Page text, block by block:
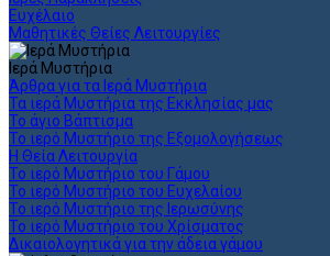
Ευχέλαιο
Μαθητικές Θείες Λειτουργίες
Ιερά Μυστήρια
Άρθρα για τα Ιερά Μυστήρια
Τα ιερά Μυστήρια της Εκκλησίας μας
Το άγιο Βάπτισμα
Το ιερό Μυστήριο της Εξομολογήσεως
Η Θεία Λειτουργία
Το ιερό Μυστήριο του Γάμου
Το ιερό Μυστήριο του Ευχελαίου
Το ιερό Μυστήριο της Ιερωσύνης
Το ιερό Μυστήριο του Χρίσματος
Δικαιολογητικά για την άδεια γάμου